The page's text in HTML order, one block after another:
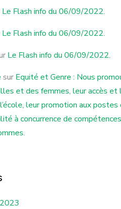
Le Flash info du 06/09/2022.
Le Flash info du 06/09/2022.
Le Flash info du 06/09/2022.
sur Equité et Genre : Nous
et des femmes, leur accès et
leur promotion aux postes
à concurrence de